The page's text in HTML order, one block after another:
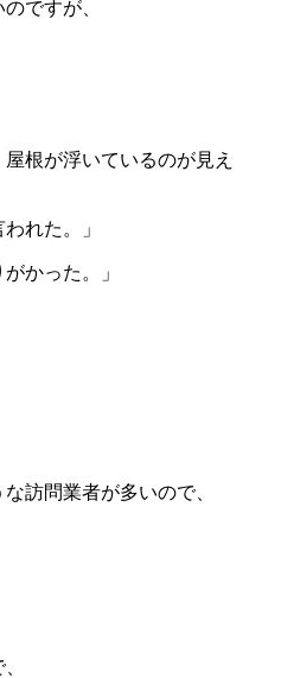
ですが、
根が浮いているのが見え
れた。」
かった。」
訪問業者が多いので、